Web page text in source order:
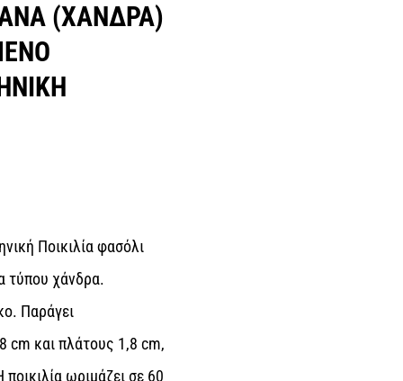
(ΧΑΝΔΡΑ)
Ποικιλία φασόλι
τύπου χάνδρα.
Παράγει
cm και πλάτους 1,8 cm,
ωριμάζει σε 60